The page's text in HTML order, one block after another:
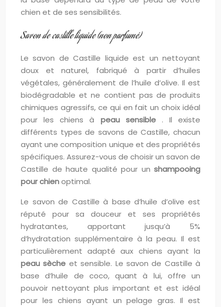
chien et de ses sensibilités.
Savon de castille liquide (non parfumé)
Le savon de Castille liquide est un nettoyant
doux et naturel, fabriqué à partir d’huiles
végétales, généralement de l’huile d’olive. Il est
biodégradable et ne contient pas de produits
chimiques agressifs, ce qui en fait un choix idéal
pour les chiens à peau sensible . Il existe
différents types de savons de Castille, chacun
ayant une composition unique et des propriétés
spécifiques. Assurez-vous de choisir un savon de
Castille de haute qualité pour un shampooing
pour chienoptimal.
Le savon de Castille à base d’huile d’olive est
réputé pour sa douceur et ses propriétés
hydratantes, apportant jusqu’à 5%
d’hydratation supplémentaire à la peau. Il est
particulièrement adapté aux chiens ayant la
peau sèche et sensible. Le savon de Castille à
base d’huile de coco, quant à lui, offre un
pouvoir nettoyant plus important et est idéal
pour les chiens ayant un pelage gras. Il est